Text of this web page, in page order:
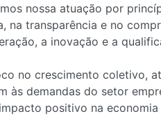
nossa atuação por
na transparência e no
a inovação e a
no crescimento coletivo,
às demandas do setor
positivo na economia